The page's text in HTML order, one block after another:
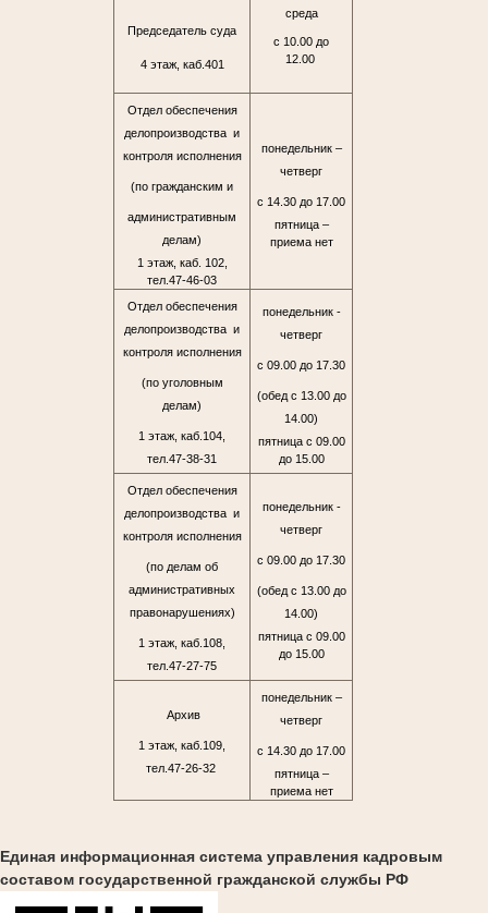
Председатель суда
4 этаж, каб.401
среда
с 10.00 до
12.00
Отдел обеспечения
делопроизводства и
контроля исполнения
(по гражданским и
административным
делам)
1 этаж, каб. 102,
тел.47-46-03
понедельник –
четверг
с 14.30 до 17.00
пятница –
приема нет
Отдел обеспечения
делопроизводства и
контроля исполнения
(по уголовным
делам)
1 этаж, каб.104,
тел.47-38-31
понедельник -
четверг
с 09.00 до 17.30
(обед с 13.00 до
14.00)
пятница с 09.00
до 15.00
Отдел обеспечения
делопроизводства и
контроля исполнения
(по делам об
административных
правонарушениях)
1 этаж, каб.108,
тел.47-27-75
понедельник -
четверг
с 09.00 до 17.30
(обед с 13.00 до
14.00)
пятница с 09.00
до 15.00
Архив
1 этаж, каб.109,
тел.47-26-32
понедельник –
четверг
с 14.30 до 17.00
пятница –
приема нет
Единая информационная система управления кадровым
составом государственной гражданской службы РФ